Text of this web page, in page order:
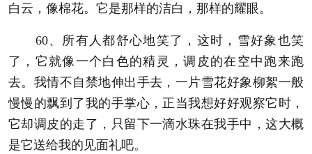
白云，像棉花。它是那样的洁白，那样的耀眼。
60、所有人都舒心地笑了，这时，雪好象也笑
了，它就像一个白色的精灵，调皮的在空中跑来跑
去。我情不自禁地伸出手去，一片雪花好象柳絮一般
慢慢的飘到了我的手掌心，正当我想好好观察它时，
它却调皮的走了，只留下一滴水珠在我手中，这大概
是它送给我的见面礼吧。